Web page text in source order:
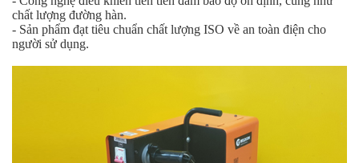
chất lượng đường hàn.
- Sản phẩm đạt tiêu chuẩn chất lượng ISO về an toàn điện cho
người sử dụng.